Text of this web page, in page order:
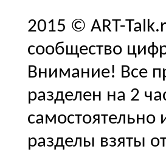
2015 © ART-
сообщество
Внимание! Все
разделен на 2
самостоятельно
разделы взяты